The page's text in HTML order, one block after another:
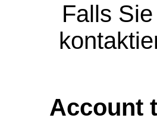
Falls
Account